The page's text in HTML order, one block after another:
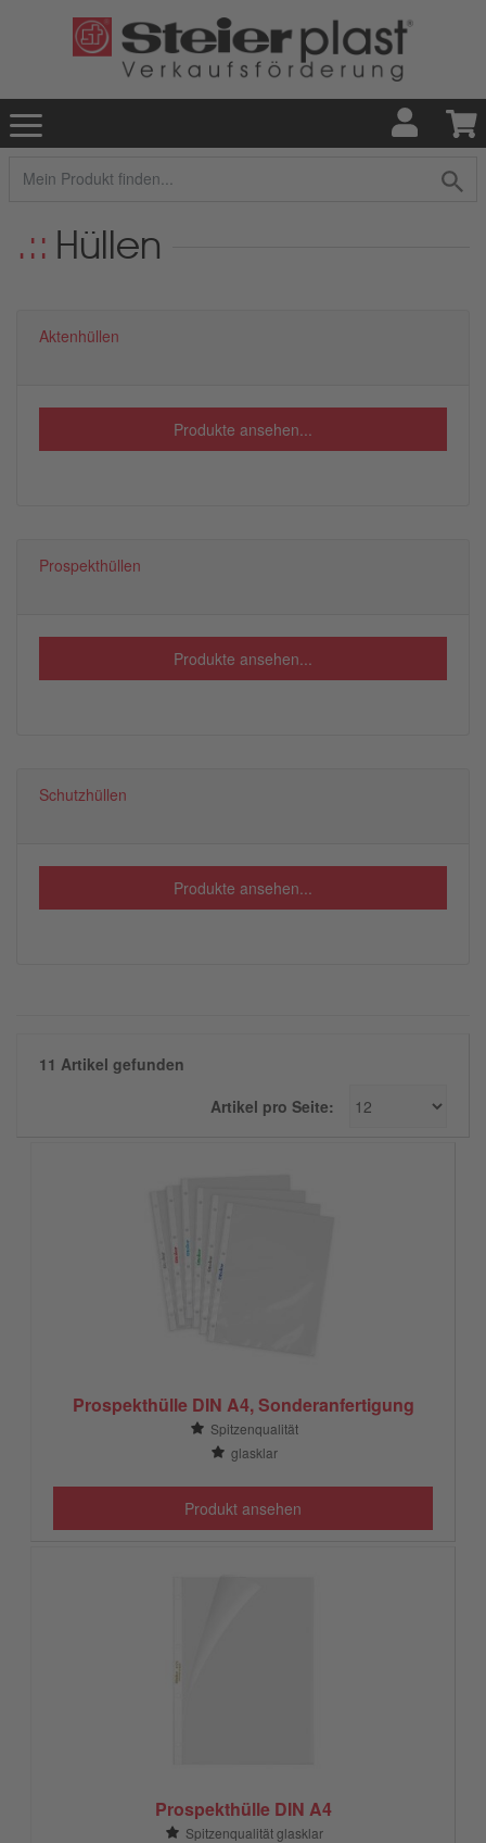
Hüllen
Aktenhüllen
Produkte ansehen...
Prospekthüllen
Produkte ansehen...
Schutzhüllen
Produkte ansehen...
11 Artikel gefunden
Artikel pro Seite:
Prospekthülle DIN A4, Sonderanfertigung
Spitzenqualität
glasklar
Produkt ansehen
Prospekthülle DIN A4
Spitzenqualität glasklar